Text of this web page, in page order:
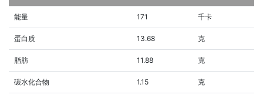
能量 171 千卡
蛋白质 13.68 克
脂肪 11.88 克
碳水化合物 1.15 克